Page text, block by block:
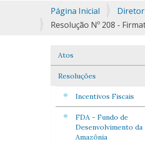
Você
está
aqui:
Página Inicial
Resolução Nº 208 -
Navegação
Atos
Resoluções
Incentivos Fiscais
FDA - Fundo de
Desenvolvimento da
Amazônia